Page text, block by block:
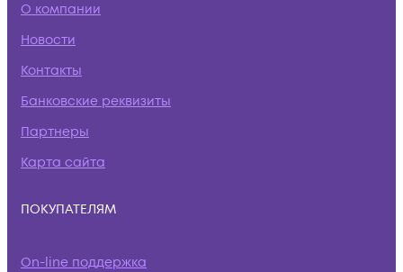
О компании
Новости
Контакты
Банковские реквизиты
Партнеры
Карта сайта
ПОКУПАТЕЛЯМ
On-line поддержка